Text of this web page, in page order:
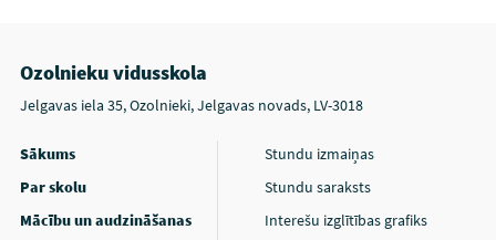
Ozolnieku vidusskola
Jelgavas iela 35, Ozolnieki, Jelgavas novads, LV-3018
Sākums
Par skolu
Mācību un audzināšanas
Stundu izmaiņas
Stundu saraksts
Interešu izglītības grafiks